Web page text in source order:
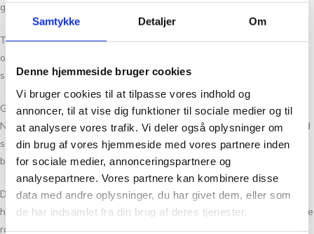
Samtykke Detaljer Om
Denne hjemmeside bruger cookies
Vi bruger cookies til at tilpasse vores indhold og
annoncer, til at vise dig funktioner til sociale medier og til
at analysere vores trafik. Vi deler også oplysninger om
din brug af vores hjemmeside med vores partnere inden
for sociale medier, annonceringspartnere og
analysepartnere. Vores partnere kan kombinere disse
data med andre oplysninger, du har givet dem, eller som
de har indsamlet fra din brug af deres tjenester.
grydelapper.
Til større projekter som sweatre, veste og bluser finder du både uld-
og hørgarner, der kan bruges året rundt – både til kølige
sommeraftener og kolde vinterdage.
God service og hurtig levering
Når du bestiller garn online hos Tante Grøn CPH, kan du forvente god
service og hurtig levering. Det gælder både ved køb af garn,
brugskunst samt strikke- og hækletilbehør.
Du er også altid velkommen i vores fysiske butik påFrederiksberg
hvor du kan opleve nye produkter, få inspiration og få hjælp eller gode
råd til dit næste strikke- eller hækleprojekt.